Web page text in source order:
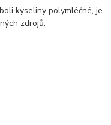
kyseliny polymléčné, je
zdrojů.